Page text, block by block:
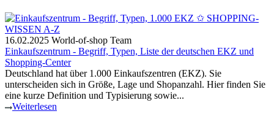
16.02.2025 World-of-shop Team
Einkaufszentrum - Begriff, Typen, Liste der deutschen EKZ und
Shopping-Center
Deutschland hat über 1.000 Einkaufszentren (EKZ). Sie
unterscheiden sich in Größe, Lage und Shopanzahl. Hier finden Sie
eine kurze Definition und Typisierung sowie...
Weiterlesen